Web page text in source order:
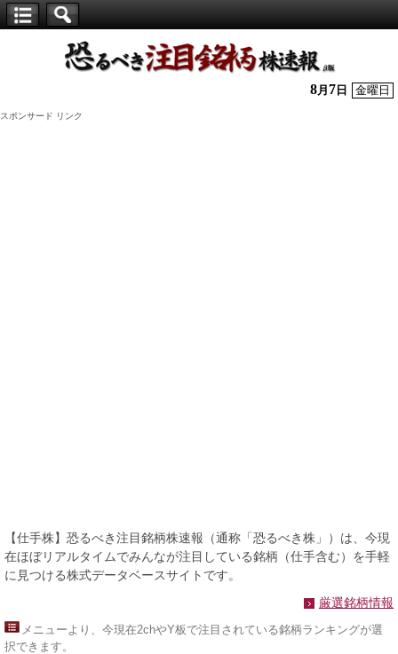
株】
8月 7 日 金曜日
スポンサード リンク
【仕手株】恐るべき注目銘柄株速報（通称「恐るべき株」）は、今現
在ほぼリアルタイムでみんなが注目している銘柄（仕手含む）を手軽
に見つける株式データベースサイトです。
厳選銘柄情報
メニューより、今現在2chやY板で注目されている銘柄ランキングが選
択できます。